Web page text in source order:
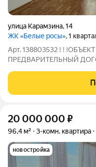
улица Карамзина,14
ЖК «Белые росы», 1
Арт. 138803532 ! !
ПРЕДВАРИТЕЛЬНЫЙ
тыс. руб. в гипермаркет
продаже 1комнатная
20 000 000 ₽
96,4 м² 3-комн. квартира
новостройка